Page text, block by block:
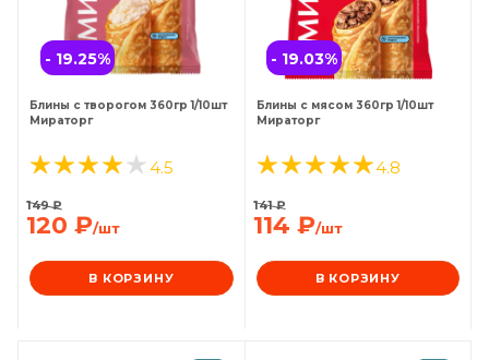
- 19.25%
Блины с творогом 360гр 1/10шт
Мираторг
4.5
120 ₽/шт
149₽
В КОРЗИНУ
- 19.03%
Блины с мясом 360гр 1/10шт
Мираторг
4.8
114 ₽/шт
141₽
В КОРЗИНУ